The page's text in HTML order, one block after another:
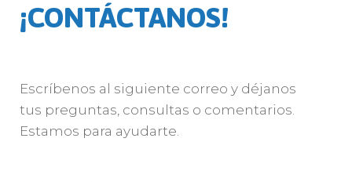
¡CONTÁCTANOS!
Escríbenos al siguiente correo y déjanos
tus preguntas, consultas o comentarios.
Estamos para ayudarte.